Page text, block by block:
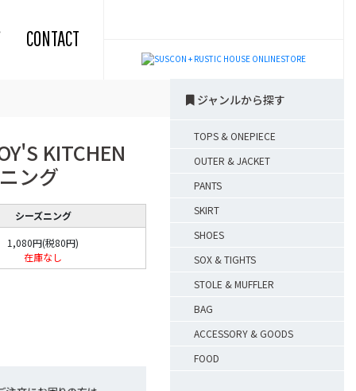
CONTACT
KITCHEN
ング
シーズニング
1,080円(税80円)
在庫なし
ジャンルから探す
TOPS & ONEPIECE
OUTER & JACKET
PANTS
SKIRT
SHOES
SOX & TIGHTS
STOLE & MUFFLER
BAG
ACCESSORY & GOODS
FOOD